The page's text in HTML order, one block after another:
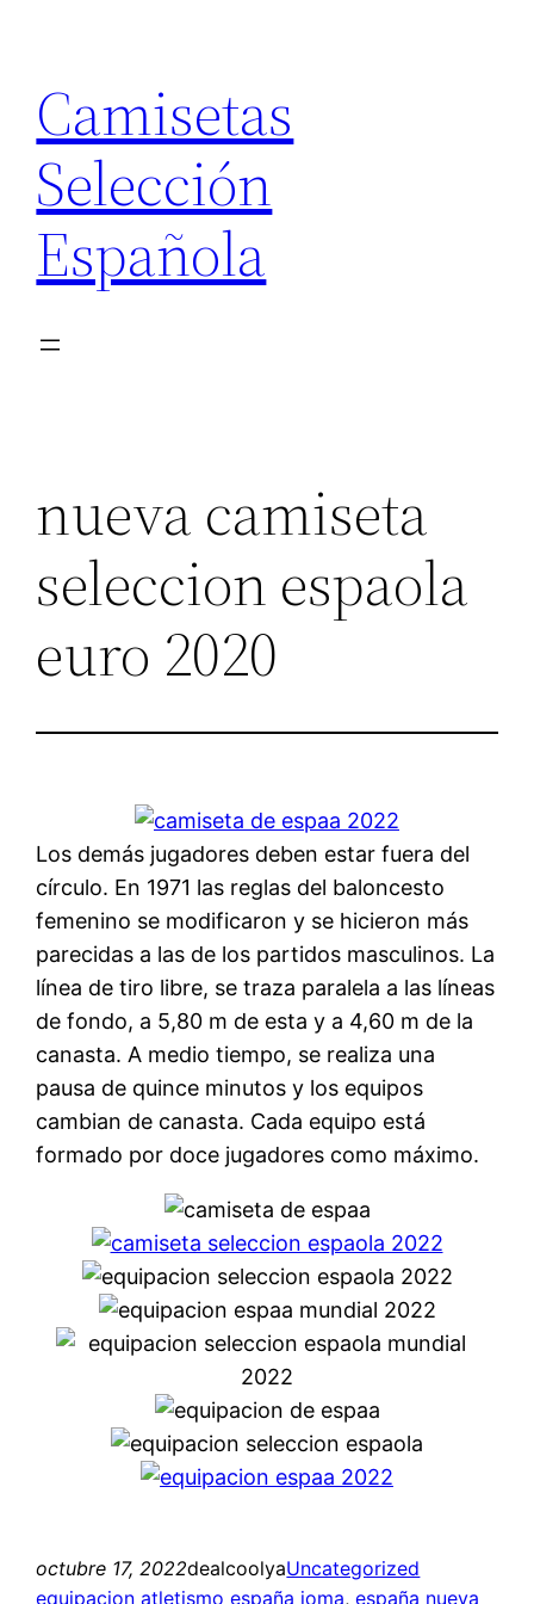
contenido
Camisetas
Selección
Española
nueva camiseta
seleccion espaola
euro 2020
Los demás jugadores deben estar fuera del
círculo. En 1971 las reglas del baloncesto
femenino se modificaron y se hicieron más
parecidas a las de los partidos masculinos. La
línea de tiro libre, se traza paralela a las líneas
de fondo, a 5,80 m de esta y a 4,60 m de la
canasta. A medio tiempo, se realiza una
pausa de quince minutos y los equipos
cambian de canasta. Cada equipo está
formado por doce jugadores como máximo.
octubre 17, 2022dealcoolyaUncategorized
equipacion atletismo españa joma, españa nueva